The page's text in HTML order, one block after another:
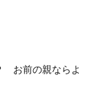
お前の親ならよ